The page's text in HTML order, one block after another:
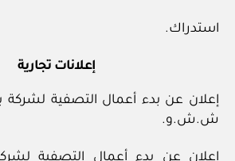
استدراك.
إعلانات تجارية
إعلان عن بدء أعمال التصفية لشركة
ش.ش.و.
إعلان عن بدء أعمال التصفية